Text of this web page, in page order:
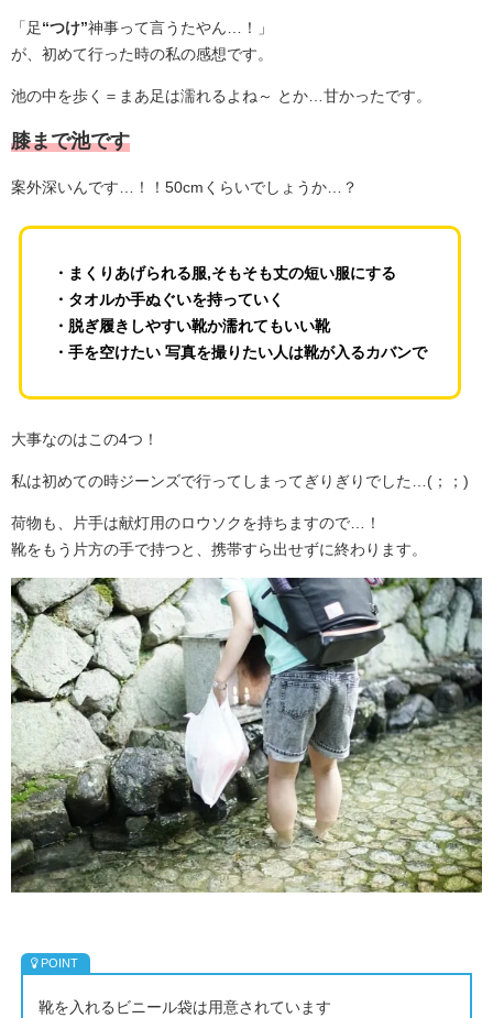
「足“つけ”神事って言うたやん…！」
が、初めて行った時の私の感想です。
池の中を歩く＝まあ足は濡れるよね～ とか…甘かったです。
膝まで池です
案外深いんです…！！50cmくらいでしょうか…？
・まくりあげられる服,そもそも丈の短い服にする
・タオルか手ぬぐいを持っていく
・脱ぎ履きしやすい靴か濡れてもいい靴
・手を空けたい 写真を撮りたい人は靴が入るカバンで
大事なのはこの4つ！
私は初めての時ジーンズで行ってしまってぎりぎりでした…(；；)
荷物も、片手は献灯用のロウソクを持ちますので…！
靴をもう片方の手で持つと、携帯すら出せずに終わります。
靴を入れるビニール袋は用意されています